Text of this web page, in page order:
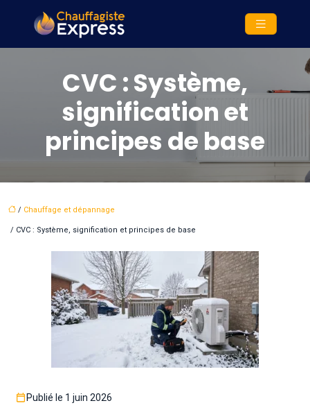
CVC : Système,
signification et
principes de base
/ Chauffage et dépannage
/ CVC : Système, signification et principes de base
Publié le 1 juin 2026